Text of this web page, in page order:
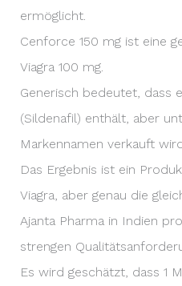
ermöglicht.
Cenforce 150 mg ist eine
Viagra 100 mg.
Generisch bedeutet, dass
(Sildenafil) enthält, aber
Markennamen verkauft
Das Ergebnis ist ein
Viagra, aber genau die
Ajanta Pharma in Indien
strengen
Es wird geschätzt, dass 1